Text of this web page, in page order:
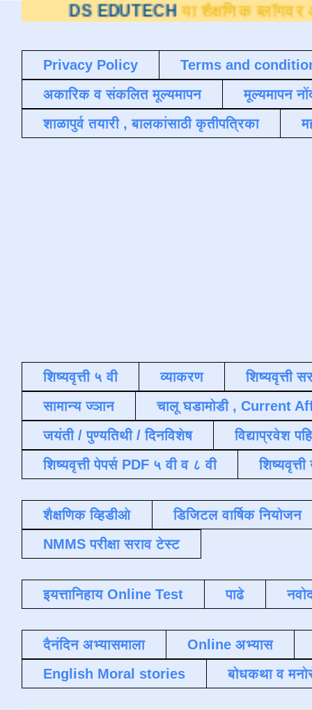
EDUTECH या शैक्षणिक ब्लॉगवर आपले
Privacy Policy
Terms and
अकारिक व संकलित मूल्यमापन
मूल्यमापन
शाळापुर्व तयारी , बालकांसाठी कृतीपत्रिका
शिष्यवृत्ती ५ वी व्याकरण
शिष्यवृत्ती
सामान्य ज्ञान
चालू घडामोडी , Current
जयंती / पुण्यतिथी / दिनविशेष
विद्याप्रवेश
शिष्यवृत्ती पेपर्स PDF ५ वी व ८ वी
शैक्षणिक व्हिडीओ
डिजिटल वार्षिक नियोजन
NMMS परीक्षा सराव टेस्ट
इयत्तानिहाय Online Test पाढे
दैनंदिन अभ्यासमाला
Online अभ्यास
English Moral stories
बोधकथा व